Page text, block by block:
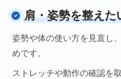
肩・姿勢を整えた
姿勢や体の使い方を見直し
めです。
ストレッチや動作の確認を